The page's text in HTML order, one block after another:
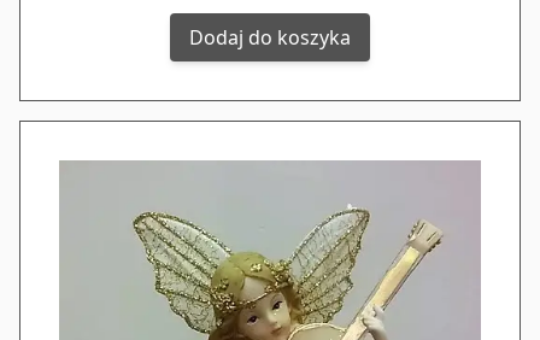
Dodaj do koszyka